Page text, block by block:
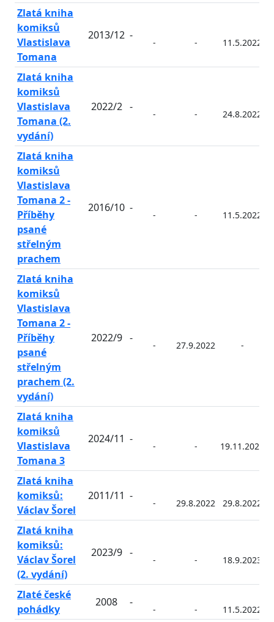
Zlatá kniha
komiksů
Vlastislava
Tomana
2013/12 -
- - 11.5.2022
Zlatá kniha
komiksů
Vlastislava
Tomana (2.
vydání)
2022/2 -
- - 24.8.2022
Zlatá kniha
komiksů
Vlastislava
Tomana 2 -
Příběhy
psané
střelným
prachem
2016/10 -
- - 11.5.2022
Zlatá kniha
komiksů
Vlastislava
Tomana 2 -
Příběhy
psané
střelným
prachem (2.
vydání)
2022/9 -
- 27.9.2022 -
Zlatá kniha
komiksů
Vlastislava
Tomana 3
2024/11 -
- - 19.11.2024
Zlatá kniha
komiksů:
Václav Šorel
2011/11 -
- 29.8.2022 29.8.2022
Zlatá kniha
komiksů:
Václav Šorel
(2. vydání)
2023/9 -
- - 18.9.2023
Zlaté české
pohádky
2008 -
- - 11.5.2022